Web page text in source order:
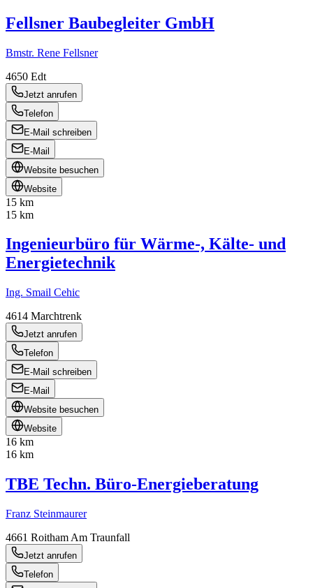
Fellsner Baubegleiter GmbH
Bmstr. Rene Fellsner
4650 Edt
Jetzt anrufen
Telefon
E-Mail schreiben
E-Mail
Website besuchen
Website
15 km
15 km
Ingenieurbüro für Wärme-, Kälte- und
Energietechnik
Ing. Smail Cehic
4614 Marchtrenk
Jetzt anrufen
Telefon
E-Mail schreiben
E-Mail
Website besuchen
Website
16 km
16 km
TBE Techn. Büro-Energieberatung
Franz Steinmaurer
4661 Roitham Am Traunfall
Jetzt anrufen
Telefon